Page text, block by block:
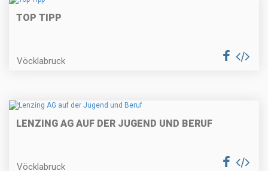
TOP TIPP
Vöcklabruck
LENZING AG AUF DER JUGEND UND BERUF
Vöcklabruck